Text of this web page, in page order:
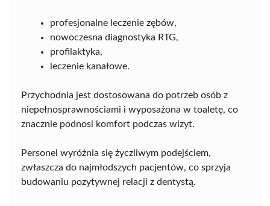
profesjonalne leczenie zębów,
nowoczesna diagnostyka RTG,
profilaktyka,
leczenie kanałowe.
Przychodnia jest dostosowana do potrzeb osób z
niepełnosprawnościami i wyposażona w toaletę, co
znacznie podnosi komfort podczas wizyt.
Personel wyróżnia się życzliwym podejściem,
zwłaszcza do najmłodszych pacjentów, co sprzyja
budowaniu pozytywnej relacji z dentystą.